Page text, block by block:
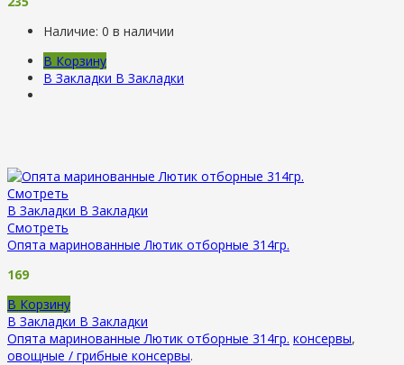
Наличие: 0 в наличии
В Корзину
В Закладки В Закладки
Смотреть
В Закладки В Закладки
Смотреть
Опята маринованные Лютик отборные 314гр.
169
В Корзину
В Закладки В Закладки
Опята маринованные Лютик отборные 314гр. консервы,
овощные / грибные консервы.